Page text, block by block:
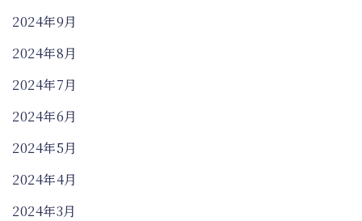
2024年9月
2024年8月
2024年7月
2024年6月
2024年5月
2024年4月
2024年3月